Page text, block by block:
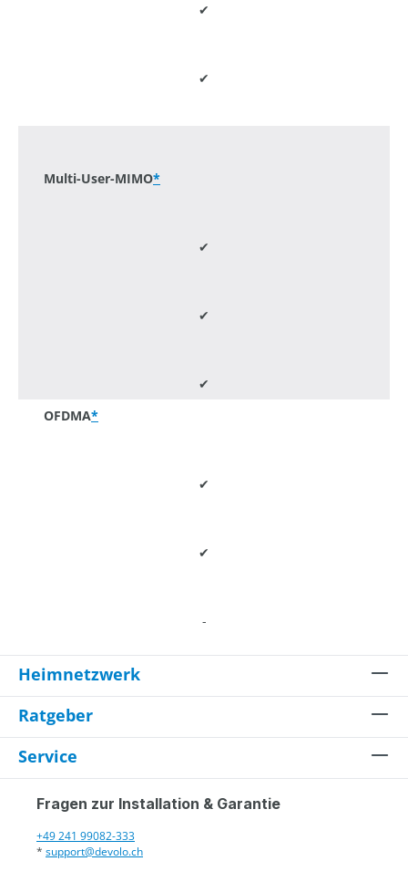
✔
✔
Multi-User-MIMO*
✔
✔
✔
OFDMA*
✔
✔
-
Heimnetzwerk
Ratgeber
Service
Fragen zur Installation & Garantie
+49 241 99082-333
* support@devolo.ch